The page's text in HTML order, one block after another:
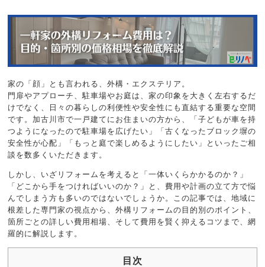
家の「顔」とも言われる、外構・エクステリア。
門扉やアプローチ、駐車場やお庭は、家の印象を大きく左右するだ
けでなく、日々の暮らしの利便性や安全性にも直結する重要な空間
です。加古川市で一戸建てにお住まいの方から、「子どもが車を持
つようになったので駐車場を広げたい」「古くなったブロック塀の
安全性が心配」「もっと庭で楽しめるようにしたい」といったご相
談を数多くいただきます。
しかし、いざリフォームを考えると「一体いくらかかるのか？」
「どこから手をつければいいのか？」と、費用や計画の立て方で悩
んでしまう方も多いのではないでしょうか。この記事では、地域に
根差した専門家の視点から、外構リフォームの目的別のポイント、
箇所ごとの詳しい費用相場、そして費用を賢く抑えるコツまで、網
羅的に解説します。
目次